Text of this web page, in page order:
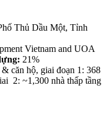
Thủ Dầu Một, Tỉnh
Vietnam and UOA
21%
căn hộ, giai đoạn 1: 368
2: ~1,300 nhà thấp tầng